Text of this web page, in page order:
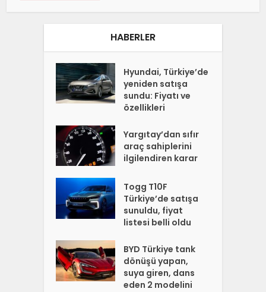
HABERLER
Hyundai, Türkiye’de
yeniden satışa
sundu: Fiyatı ve
özellikleri
Yargıtay’dan sıfır
araç sahiplerini
ilgilendiren karar
Togg T10F
Türkiye’de satışa
sunuldu, fiyat
listesi belli oldu
BYD Türkiye tank
dönüşü yapan,
suya giren, dans
eden 2 modelini